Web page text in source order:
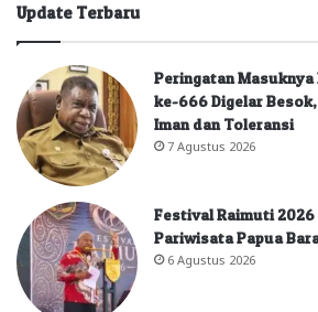
Update Terbaru
Peringatan Masuknya
ke-666 Digelar
Iman dan Toleransi
7 Agustus 2026
Festival Raimuti
Pariwisata Papua
6 Agustus 2026